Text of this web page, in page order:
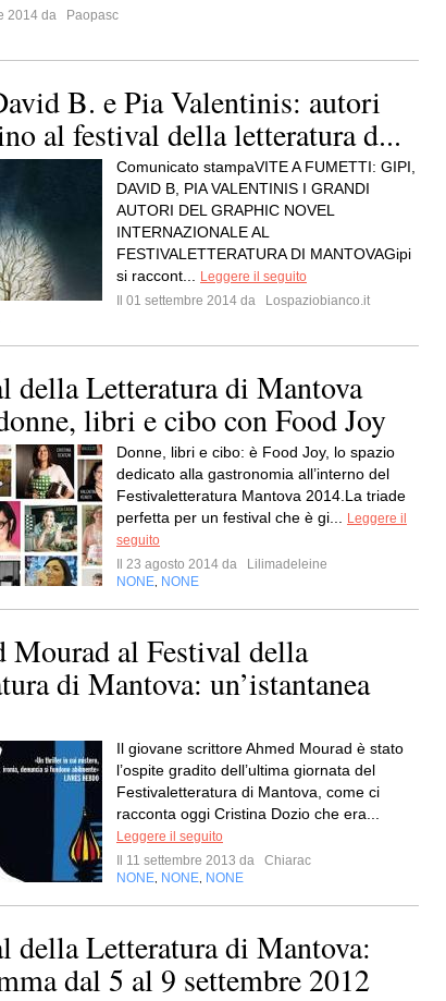
2014 da
Paopasc
B. e Pia Valentinis: autori
al festival della letteratura d...
Comunicato stampaVITE A FUMETTI: GIPI,
DAVID B, PIA VALENTINIS I GRANDI
AUTORI DEL GRAPHIC NOVEL
INTERNAZIONALE AL
FESTIVALETTERATURA DI MANTOVAGipi
si raccont...
Leggere il seguito
Il 01 settembre 2014 da
Lospaziobianco.it
della Letteratura di Mantova
libri e cibo con Food Joy
Donne, libri e cibo: è Food Joy, lo spazio
dedicato alla gastronomia all’interno del
Festivaletteratura Mantova 2014.La triade
perfetta per un festival che è gi...
Leggere il
seguito
Il 23 agosto 2014 da
Lilimadeleine
NONE NONE
Mourad al Festival della
di Mantova: un’istantanea
Il giovane scrittore Ahmed Mourad è stato
l’ospite gradito dell’ultima giornata del
Festivaletteratura di Mantova, come ci
racconta oggi Cristina Dozio che era...
Leggere il seguito
Il 11 settembre 2013 da
Chiarac
NONE NONE NONE
della Letteratura di Mantova:
dal 5 al 9 settembre 2012